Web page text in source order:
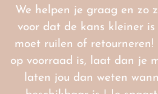
We helpen je graag en zo
voor dat de kans kleiner
moet ruilen of
op voorraad is, laat dan je
laten jou dan weten